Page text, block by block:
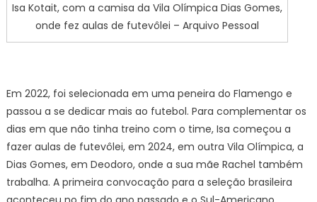
Isa Kotait, com a camisa da Vila Olímpica Dias Gomes,
onde fez aulas de futevôlei – Arquivo Pessoal
Em 2022, foi selecionada em uma peneira do Flamengo e
passou a se dedicar mais ao futebol. Para complementar os
dias em que não tinha treino com o time, Isa começou a
fazer aulas de futevôlei, em 2024, em outra Vila Olímpica, a
Dias Gomes, em Deodoro, onde a sua mãe Rachel também
trabalha. A primeira convocação para a seleção brasileira